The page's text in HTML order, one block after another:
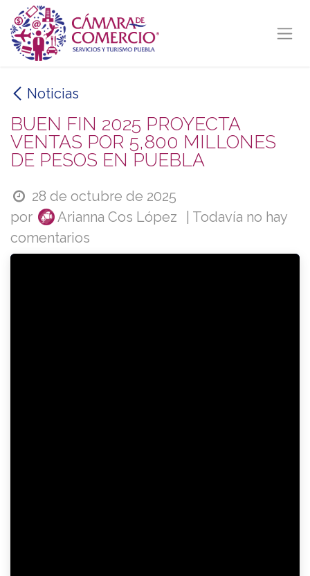
Ir al contenido
Noticias
BUEN FIN 2025 PROYECTA
VENTAS POR 5,800 MILLONES
DE PESOS EN PUEBLA
28 de octubre de 2025
por
Arianna Cos López
| Todavía no hay
comentarios